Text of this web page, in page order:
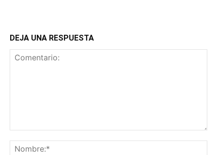
DEJA UNA RESPUESTA